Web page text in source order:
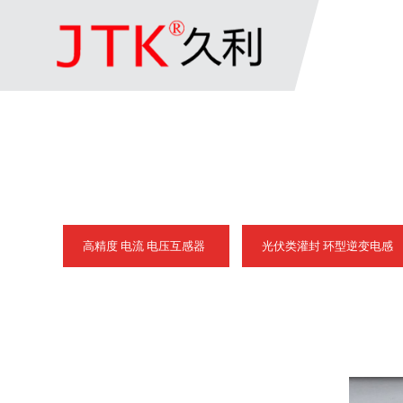
高精度 电流 电压互感器 光伏类灌封 环型逆变电感